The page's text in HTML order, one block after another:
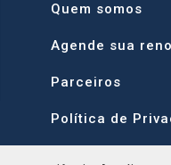
Quem somos
Agende sua
Parceiros
Política de